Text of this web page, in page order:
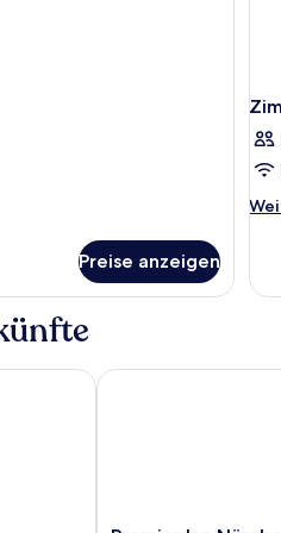
Preise anzeigen
Premier Inn